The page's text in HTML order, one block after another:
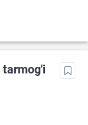
tarmog'i